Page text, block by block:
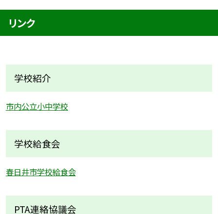
リンク
学校紹介
市内公立小中学校
学校給食会
春日井市学校給食会
PTA連絡協議会